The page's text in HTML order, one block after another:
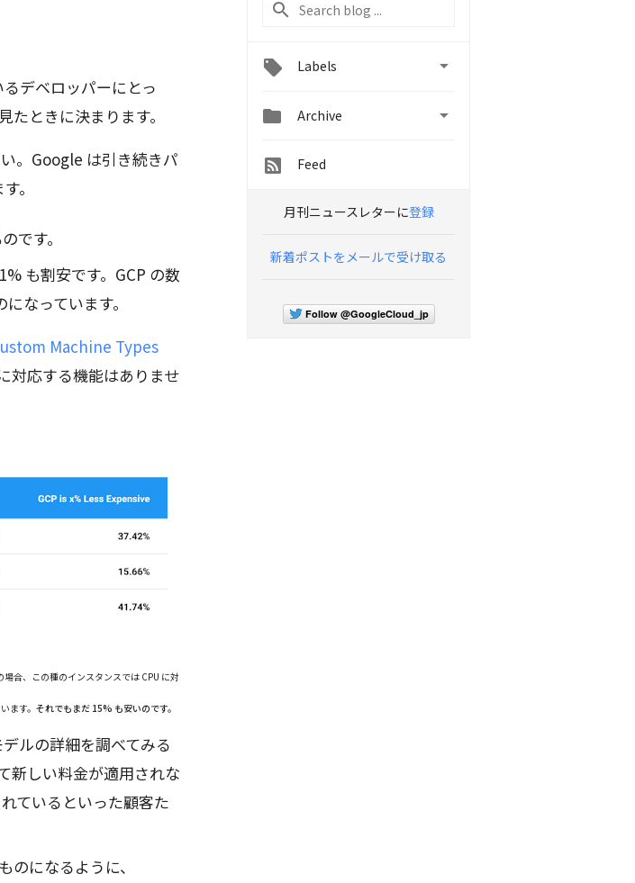
デベロッパーにとっ
ときに決まります。
。Google は引き続きパ
。
です。
も割安です。GCP の数
なっています。
Machine Types
対応する機能はありませ
合、この種のインスタンスでは CPU に対
ます。 それでもまだ 15% も安いのです。
ルの詳細を調べてみる
新しい料金が適用されな
ているといった顧客た
になるように、
Labels 
 Archive 
Feed
月刊ニュースレターに登録
新着ポストをメールで受け取る
Follow @GoogleCloud_jp